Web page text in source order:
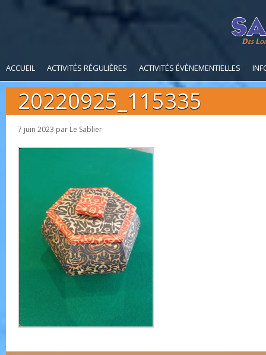
Des
ACCUEIL ACTIVITÉS RÉGULIÈRES ACTIVITÉS ÉVÈNEMENTIELLES
20220925_115335
7 juin 2023 par Le Sablier